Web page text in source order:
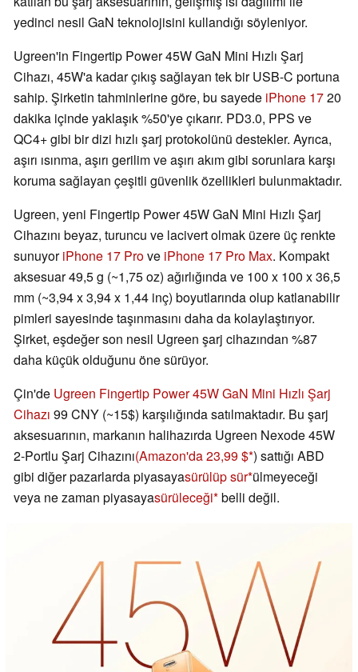
yedinci nesil GaN teknolojisini kullandığı söyleniyor.
Ugreen'in Fingertip Power 45W GaN Mini Hızlı Şarj
Cihazı, 45W'a kadar çıkış sağlayan tek bir USB-C portuna
sahip. Şirketin tahminlerine göre, bu sayede iPhone 1720
dakika içinde yaklaşık %50'ye çıkarır. PD3.0, PPS ve
QC4+ gibi bir dizi hızlı şarj protokolünü destekler. Ayrıca,
aşırı ısınma, aşırı gerilim ve aşırı akım gibi sorunlara karşı
koruma sağlayan çeşitli güvenlik özellikleri bulunmaktadır.
Ugreen, yeni Fingertip Power 45W GaN Mini Hızlı Şarj
Cihazını beyaz, turuncu ve lacivert olmak üzere üç renkte
sunuyoriPhone 17 Prove iPhone 17 Pro Max. Kompakt
aksesuar 49,5 g (~1,75 oz) ağırlığında ve 100 x 100 x 36,5
mm (~3,94 x 3,94 x 1,44 inç) boyutlarında olup katlanabilir
pimleri sayesinde taşınmasını daha da kolaylaştırıyor.
Şirket, eşdeğer son nesil Ugreen şarj cihazından %87
daha küçük olduğunu öne sürüyor.
Çin'de Ugreen Fingertip Power 45W GaN Mini Hızlı Şarj
Cihazı 99 CNY (~15$) karşılığında satılmaktadır. Bu şarj
aksesuarının, markanın halihazırda Ugreen Nexode 45W
2-Portlu Şarj Cihazını(Amazon'da 23,99 $ ) sattığı ABD
gibi diğer pazarlarda piyasayasürülüp sür ülmeyeceği
veya ne zaman piyasayasürüleceği belli değil.